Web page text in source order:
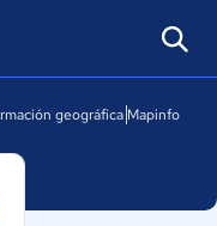
geográfica Mapinfo